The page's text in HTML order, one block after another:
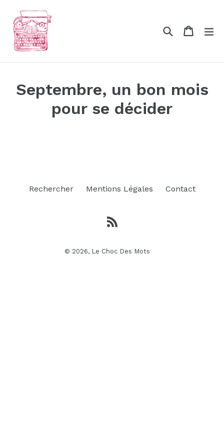
contenu
Recherche
Panier
Panier
Septembre, un bon mois
pour se décider
Rechercher Mentions Légales Contact
© 2026, Le Choc Des Mots